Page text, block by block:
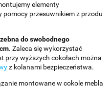
elementy
pomocy przesuwnikiem z przodu
do swobodnego
. Zaleca się wykorzystać
przy wyższych cokołach można
z kolanami bezpieczeństwa.
montowane w cokole mebla